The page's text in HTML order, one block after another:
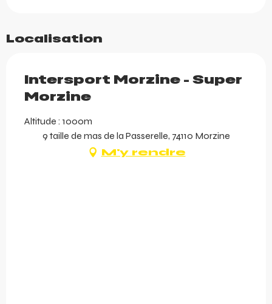
Localisation
Intersport Morzine - Super
Morzine
Altitude : 1000m
9 taille de mas de la Passerelle, 74110 Morzine
M'y rendre